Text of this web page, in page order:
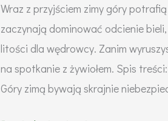
Wraz z przyjściem zimy góry
zaczynają dominować odcienie
litości dla wędrowcy. Zanim
na spotkanie z żywiołem. Spis
Góry zimą bywają skrajnie